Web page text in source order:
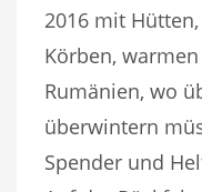
2016 mit
Körben,
Rumänien, wo
überwintern
Spender und